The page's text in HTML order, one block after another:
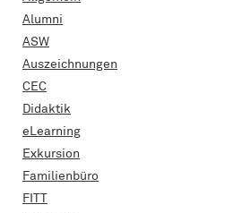
Alumni
ASW
Auszeichnungen
CEC
Didaktik
eLearning
Exkursion
Familienbüro
FITT